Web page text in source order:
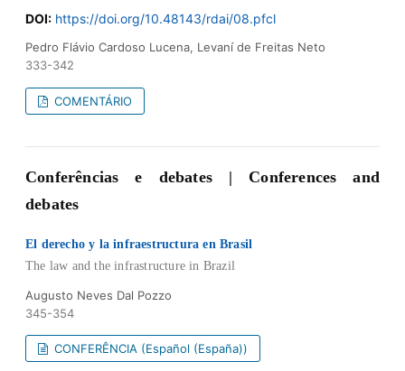
DOI: https://doi.org/10.48143/rdai/08.pfcl
Pedro Flávio Cardoso Lucena, Levaní de Freitas Neto
333-342
COMENTÁRIO
Conferências e debates | Conferences and
debates
El derecho y la infraestructura en Brasil
The law and the infrastructure in Brazil
Augusto Neves Dal Pozzo
345-354
CONFERÊNCIA (Español (España))